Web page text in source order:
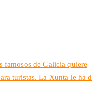
famosos de Galicia quiere
turistas. La Xunta le ha d